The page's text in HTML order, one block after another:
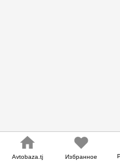
Avtobaza.tj Избранное